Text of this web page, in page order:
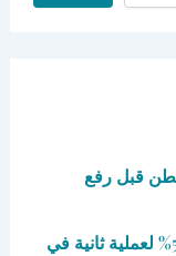
قبل رفع
مراحل شد الجسم الكامل: لماذا يحتاج 50% لعملية ثانية في